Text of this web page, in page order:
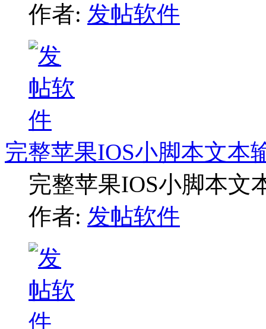
作者: 发帖软件
完整苹果IOS小脚本文本
完整苹果IOS小脚本文
作者: 发帖软件